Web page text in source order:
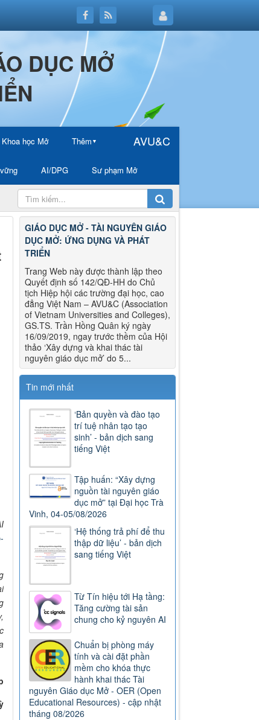
DỤC MỞ
Khoa học Mở Thêm ▼ AVU&C
AI/DPG Sư phạm Mở
GIÁO DỤC MỞ - TÀI NGUYÊN GIÁO
DỤC MỞ: ỨNG DỤNG VÀ PHÁT
TRIỂN
Trang Web này được thành lập theo
Quyết định số 142/QĐ-HH do Chủ
tịch Hiệp hội các trường đại học, cao
đẳng Việt Nam – AVU&C (Association
of Vietnam Universities and Colleges),
GS.TS. Trần Hồng Quân ký ngày
16/09/2019, ngay trước thềm của Hội
thảo ‘Xây dựng và khai thác tài
nguyên giáo dục mở’ do 5...
Tin mới nhất
‘Bản quyền và đào tạo
trí tuệ nhân tạo tạo
sinh’ - bản dịch sang
tiếng Việt
Tập huấn: “Xây dựng
nguồn tài nguyên giáo
dục mở” tại Đại học Trà
Vinh, 04-05/08/2026
‘Hệ thống trả phí để thu
thập dữ liệu’ - bản dịch
sang tiếng Việt
Từ Tín hiệu tới Hạ tầng:
Tăng cường tài sản
chung cho kỷ nguyên AI
Chuẩn bị phòng máy
tính và cài đặt phần
mềm cho khóa thực
hành khai thác Tài
nguyên Giáo dục Mở - OER (Open
Educational Resources) - cập nhật
tháng 08/2026